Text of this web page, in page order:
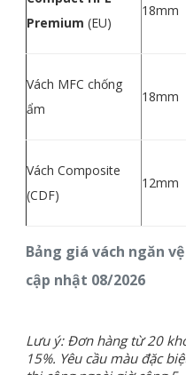
Bảng giá vách ngăn
cập nhật 08/2026
Premium (EU)
18mm
Vách MFC chống
ẩm
18mm
Vách Composite
(CDF)
12mm
Lưu ý: Đơn hàng từ 20
15%. Yêu cầu màu đặc